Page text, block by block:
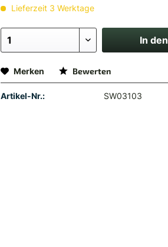
Lieferzeit 3 Werktage
In den
Merken Bewerten
Artikel-Nr.: SW03103